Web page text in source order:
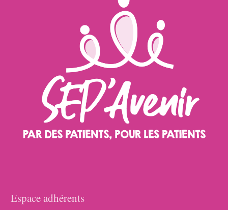
Espace adhérents